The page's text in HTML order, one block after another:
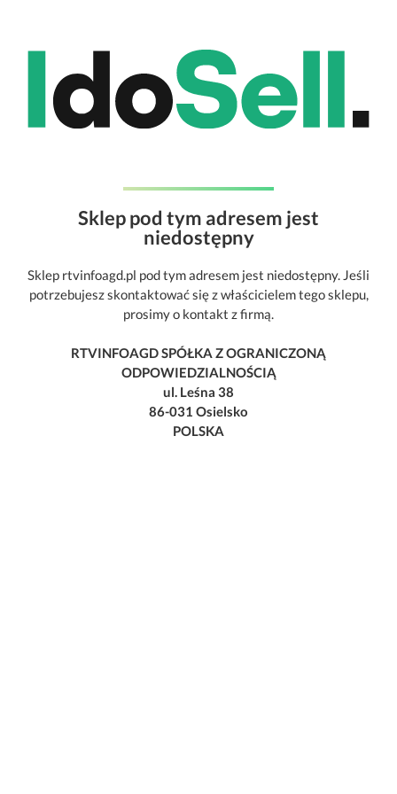
Sklep pod tym adresem jest
niedostępny
Sklep rtvinfoagd.pl pod tym adresem jest niedostępny. Jeśli
potrzebujesz skontaktować się z właścicielem tego sklepu,
prosimy o kontakt z firmą.
RTVINFOAGD SPÓŁKA Z OGRANICZONĄ
ODPOWIEDZIALNOŚCIĄ
ul. Leśna 38
86-031 Osielsko
POLSKA